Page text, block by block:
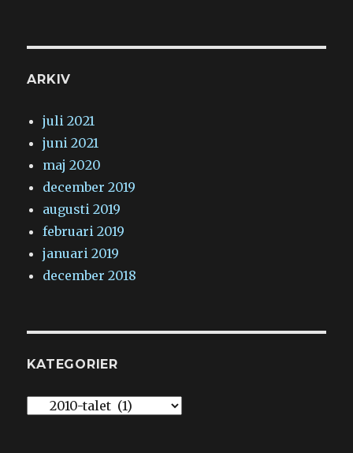
ARKIV
juli 2021
juni 2021
maj 2020
december 2019
augusti 2019
februari 2019
januari 2019
december 2018
KATEGORIER
Kategorier